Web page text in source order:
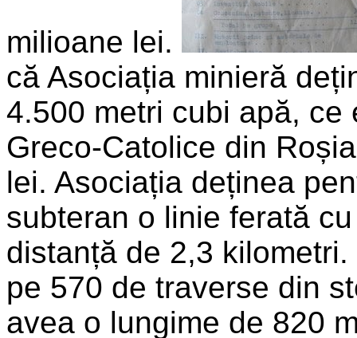
milioane lei.
că Asociația minieră
4.500 metri cubi apă,
Greco-Catolice din
lei. Asociația deținea
subteran o linie ferată
distanță de 2,3
pe 570 de traverse din
avea o lungime de 820